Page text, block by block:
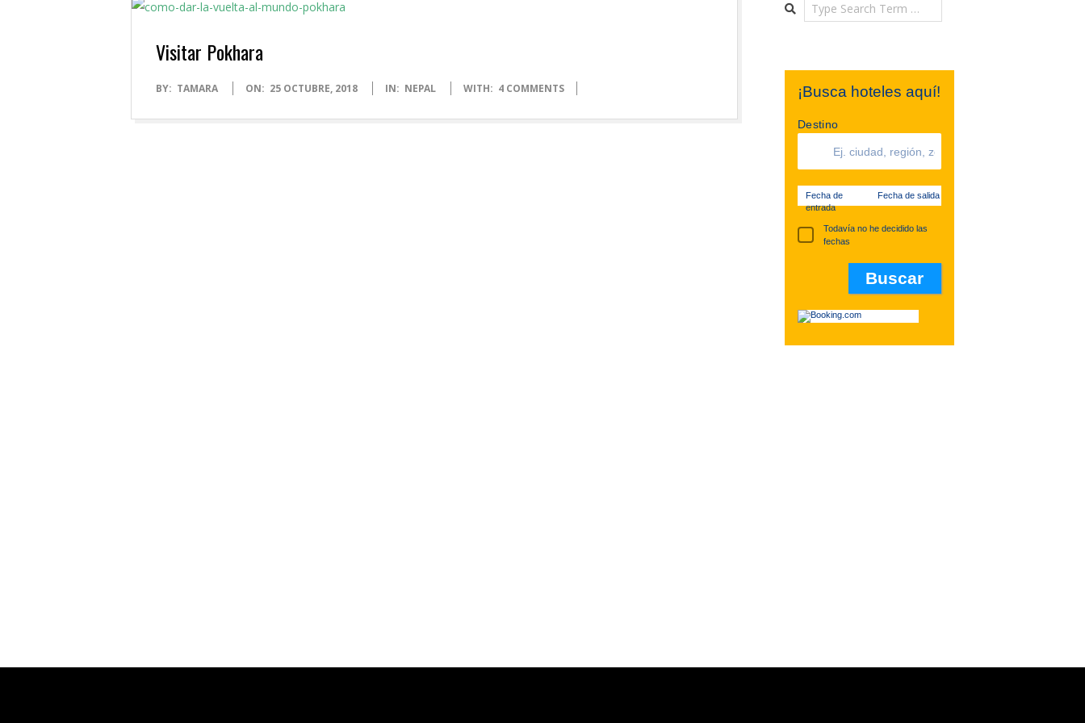
Visitar Pokhara
2018-
BY: TAMARA ON: 25 OCTUBRE, 2018 IN: NEPAL WITH: 4 COMMENTS ¡Busca hoteles aquí!
Destino
Fecha de
entrada
Fecha de salida
Todavía no he decidido las
fechas